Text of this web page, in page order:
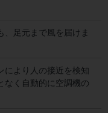
、足元まで風を届けま
により人の接近を検知
なく自動的に空調機の